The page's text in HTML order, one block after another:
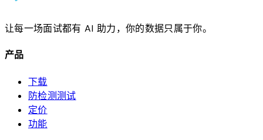
让每一场面试都有 AI 助力，你的数据只属于你。
产品
下载
防检测测试
定价
功能